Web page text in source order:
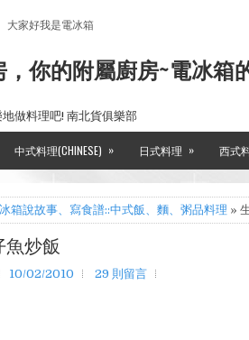
大家好我是電冰箱
你的附屬廚房~電冰箱
做料理吧! 南北貨俱樂部
中式料理(CHINESE) » 日式料理 » 西式
箱說故事、寫食譜::中式飯、麵、粥品料理 »
魚炒飯
10/02/2010 29 則留言